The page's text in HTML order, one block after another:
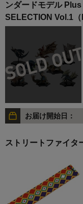
ンダードモデル
SELECTION Vol.1（
お届け開始日：
ストリートファイタ